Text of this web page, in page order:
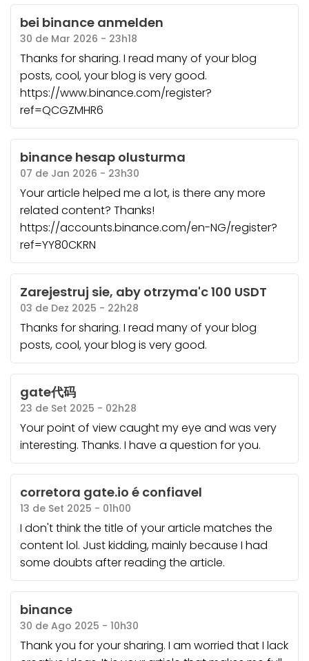
bei binance anmelden
30 de Mar 2026 - 23h18
Thanks for sharing. I read many of your blog
posts, cool, your blog is very good.
https://www.binance.com/register?
ref=QCGZMHR6
binance hesap olusturma
07 de Jan 2026 - 23h30
Your article helped me a lot, is there any more
related content? Thanks!
https://accounts.binance.com/en-NG/register?
ref=YY80CKRN
Zarejestruj sie, aby otrzyma'c 100 USDT
03 de Dez 2025 - 22h28
Thanks for sharing. I read many of your blog
posts, cool, your blog is very good.
gate代码
23 de Set 2025 - 02h28
Your point of view caught my eye and was very
interesting. Thanks. I have a question for you.
corretora gate.io é confiavel
13 de Set 2025 - 01h00
I don't think the title of your article matches the
content lol. Just kidding, mainly because I had
some doubts after reading the article.
binance
30 de Ago 2025 - 10h30
Thank you for your sharing. I am worried that I lack